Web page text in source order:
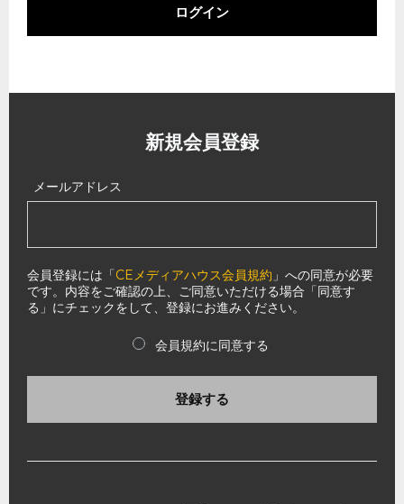
ログイン
新規会員登録
メールアドレス
会員登録には「CEメディアハウス会員規約 」への同意が必要
です。内容をご確認の上、ご同意いただける場合「同意す
る」にチェックをして、登録にお進みください。
会員規約に同意する
登録する